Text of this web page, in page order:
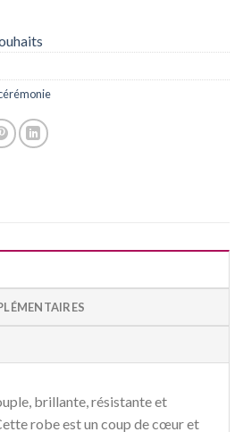
brillante, résistante et
robe est un coup de cœur et